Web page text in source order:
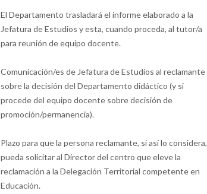
El Departamento trasladará el informe elaborado a la
Jefatura de Estudios y esta, cuando proceda, al tutor/a
para reunión de equipo docente.
Comunicación/es de Jefatura de Estudios al reclamante
sobre la decisión del Departamento didáctico (y si
procede del equipo docente sobre decisión de
promoción/permanencia).
Plazo para que la persona reclamante, si así lo considera,
pueda solicitar al Director del centro que eleve la
reclamación a la Delegación Territorial competente en
Educación.